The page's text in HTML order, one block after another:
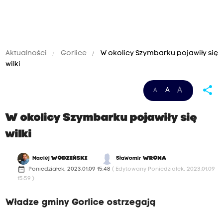
Aktualności Gorlice
W okolicy Szymbarku pojawiły się
wilki
A A A share
W okolicy Szymbarku pojawiły się
wilki
MaciejWODZIŃSKI SławomirWRONA
date_range Poniedziałek, 2023.01.09 15:48 ( Edytowany Poniedziałek, 2023.01.09
15:59 )
Władze gminy Gorlice ostrzegają